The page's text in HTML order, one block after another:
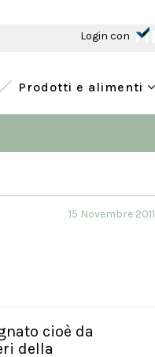
Login con
Prodotti e alimenti
15 Novembre 2011
cioè da
della